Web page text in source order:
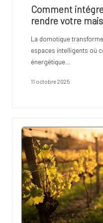
Comment
rendre votre
La domotique
espaces intelligents où
énergétique…
11 octobre 2025